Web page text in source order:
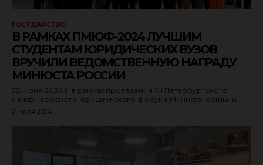
ГОСУДАРСТВО
В РАМКАХ ПМЮФ-2024 ЛУЧШИМ
СТУДЕНТАМ ЮРИДИЧЕСКИХ ВУЗОВ
ВРУЧИЛИ ВЕДОМСТВЕННУЮ НАГРАДУ
МИНЮСТА РОССИИ
28 июня 2024 г. в рамках проведения XII Петербургского
международного юридического форума Министр юстиции...
2 июля 2024